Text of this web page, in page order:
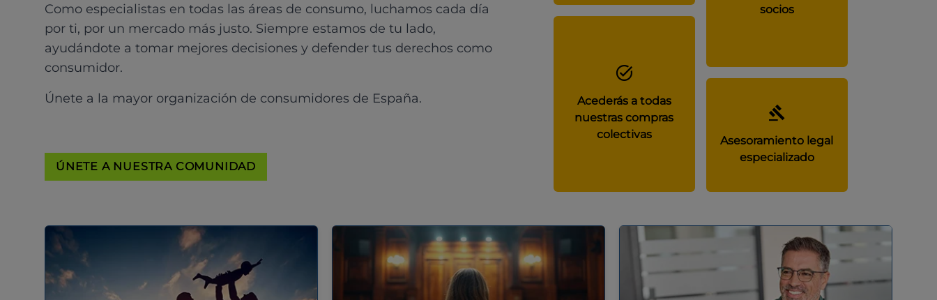
Como especialistas en todas las áreas de consumo, luchamos cada día
por ti, por un mercado más justo. Siempre estamos de tu lado,
ayudándote a tomar mejores decisiones y defender tus derechos como
consumidor.
Únete a la mayor organización de consumidores de España.
ÚNETE A NUESTRA COMUNIDAD
socios
Acederás a todas
nuestras compras
colectivas
Asesoramiento legal
especializado